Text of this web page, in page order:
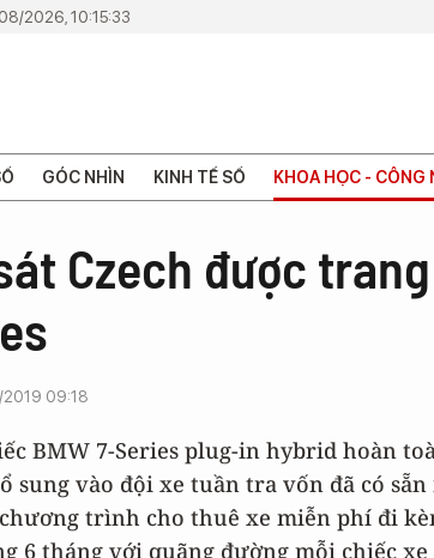
2026, 10:15:33
GÓC NHÌN KINH TẾ SỐ KHOA HỌC - CÔNG
Czech được
2019 09:18
BMW 7-Series plug-in hybrid hoàn
sung vào đội xe tuần tra vốn đã có
trình cho thuê xe miễn phí đi
6 tháng với quãng đường mỗi chiếc xe